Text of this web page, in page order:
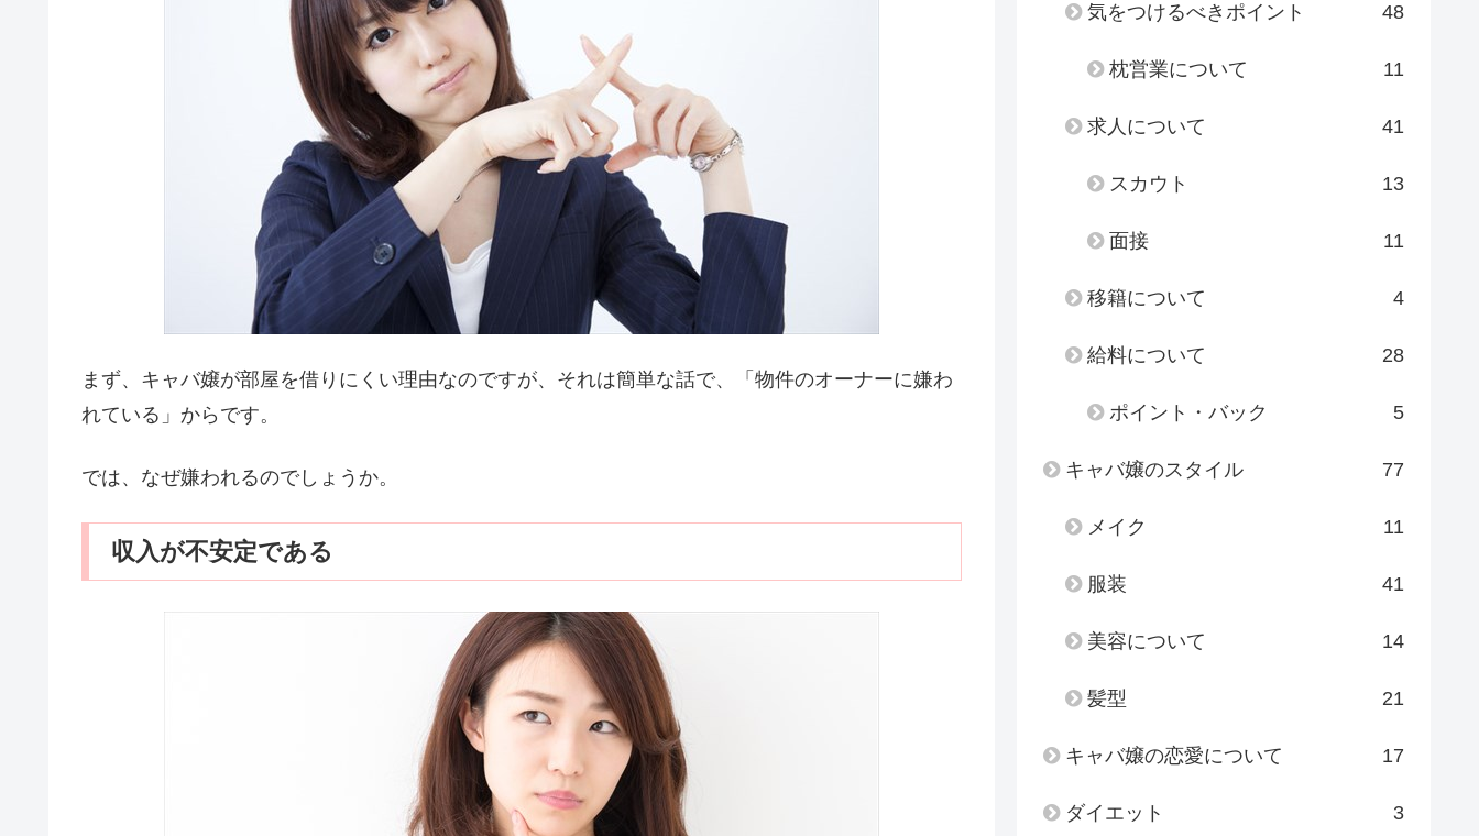
まず、キャバ嬢が部屋を借りにくい理由なのですが、それは簡単な話で、「物件のオーナーに嫌わ
れている」からです。
では、なぜ嫌われるのでしょうか。
収入が不安定である
気をつけるべきポイント 48
枕営業について 11
求人について 41
スカウト 13
面接 11
移籍について 4
給料について 28
ポイント・バック 5
キャバ嬢のスタイル 77
メイク 11
服装 41
美容について 14
髪型 21
キャバ嬢の恋愛について 17
ダイエット 3